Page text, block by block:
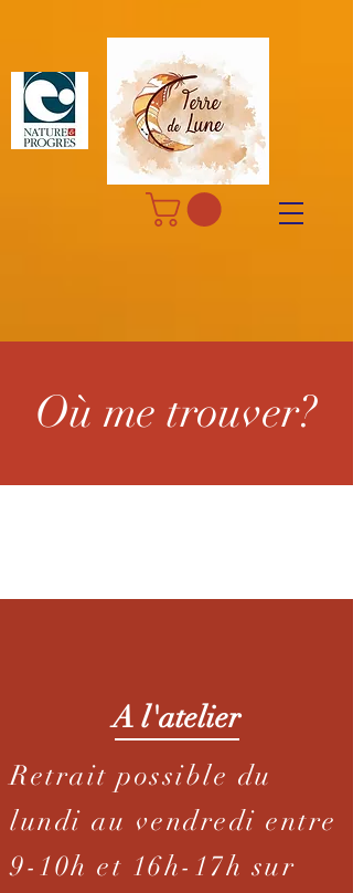
Où me trouver?
A l'atelier
Retrait possible du
lundi au vendredi entre
9-10h et 16h-17h sur